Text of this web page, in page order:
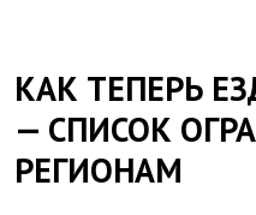
КАК ТЕПЕРЬ
— СПИСОК
РЕГИОНАМ